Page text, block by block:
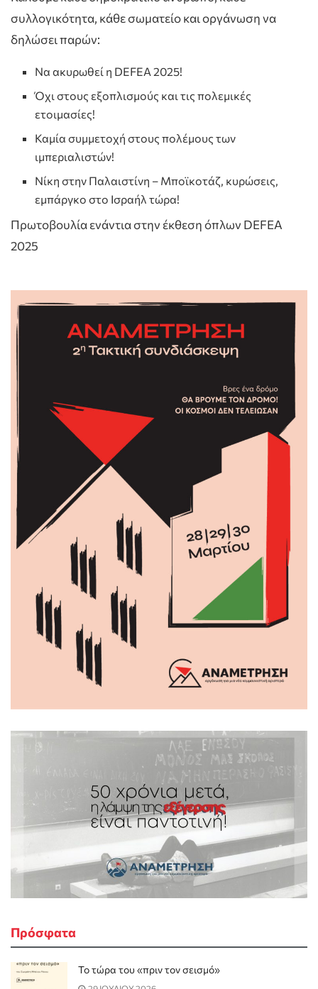
συλλογικότητα, κάθε σωματείο και οργάνωση να
δηλώσει παρών:
Να ακυρωθεί η DEFEA 2025!
Όχι στους εξοπλισμούς και τις πολεμικές
ετοιμασίες!
Καμία συμμετοχή στους πολέμους των
ιμπεριαλιστών!
Νίκη στην Παλαιστίνη – Μποϊκοτάζ, κυρώσεις,
εμπάργκο στο Ισραήλ τώρα!
Πρωτοβουλία ενάντια στην έκθεση όπλων DEFEA
2025
Πρόσφατα
Το τώρα του «πριν τον σεισμό»